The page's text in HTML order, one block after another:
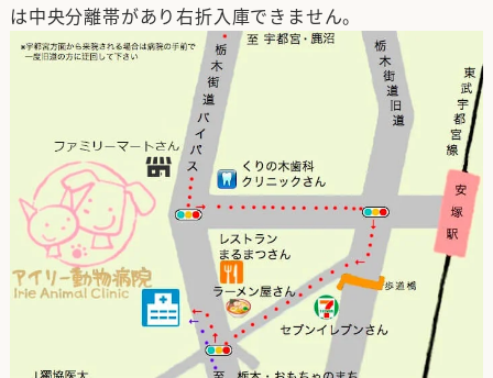
は中央分離帯があり右折入庫できません。